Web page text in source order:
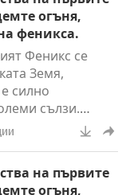
евро, която
през
хора в
ще взимат
ще правят
огъня,
феникса.
Феникс се
Земя,
силно
сълзи.
с големи
уста е
студ.
на първите
огъня,